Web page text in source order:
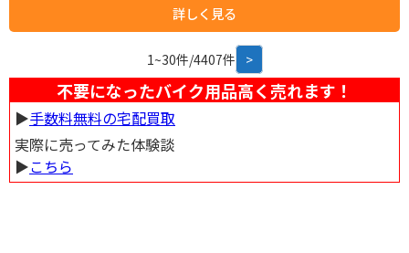
詳しく見る
1~30件/4407件 >
不要になったバイク用品高く売れます！
▶︎手数料無料の宅配買取
実際に売ってみた体験談
▶︎こちら